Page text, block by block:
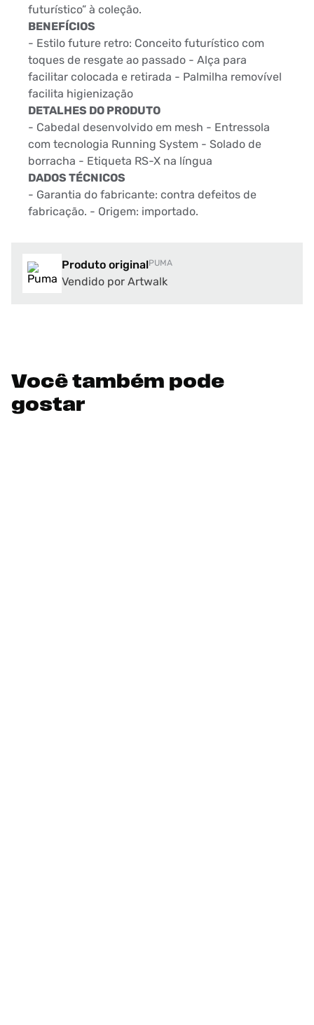
futurístico” à coleção.
BENEFÍCIOS
- Estilo future retro: Conceito futurístico com
toques de resgate ao passado - Alça para
facilitar colocada e retirada - Palmilha removível
facilita higienização
DETALHES DO PRODUTO
- Cabedal desenvolvido em mesh - Entressola
com tecnologia Running System - Solado de
borracha - Etiqueta RS-X na língua
DADOS TÉCNICOS
- Garantia do fabricante: contra defeitos de
fabricação. - Origem: importado.
Produto originalPUMA
Vendido por Artwalk
Você também pode
gostar